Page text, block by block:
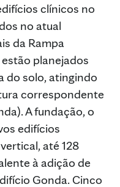
clínicos no
no atual
da Rampa
planejados
do solo, atingindo
correspondente
A fundação, o
edifícios
até 128
à adição de
Gonda. Cinco